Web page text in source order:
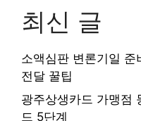
최신 글
소액심판 변론기일
전달 꿀팁
광주상생카드 가맹점
드 5단계